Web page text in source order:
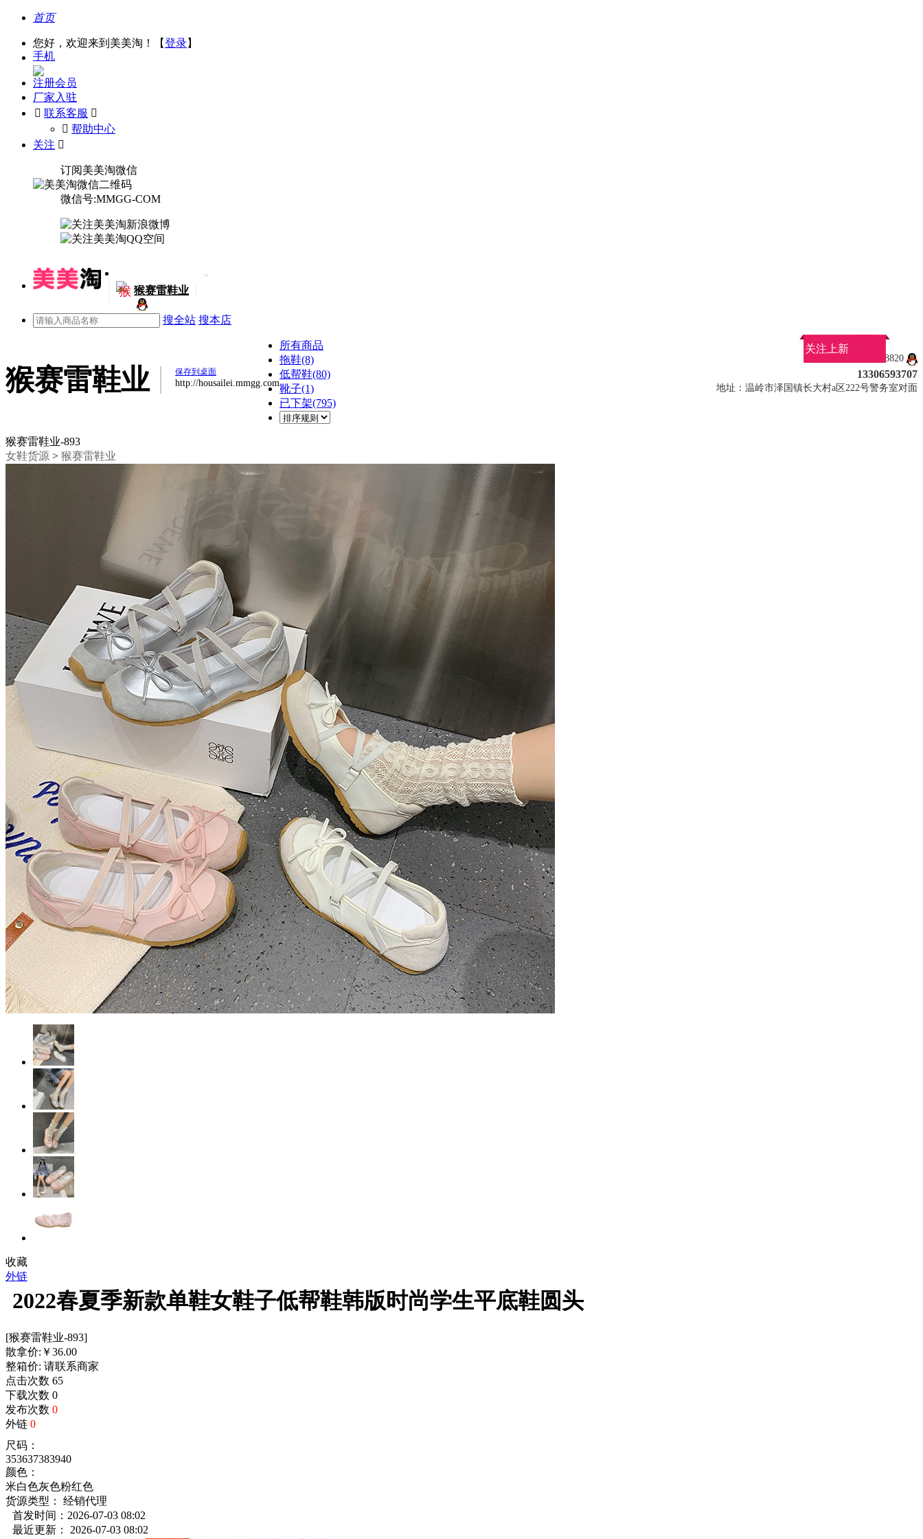
首页
您好，欢迎来到美美淘！【登录】
手机
注册会员
厂家入驻
 联系客服 
󰅃 帮助中心
关注 
订阅美美淘微信
微信号:MMGG-COM
猴 猴赛雷鞋业
搜全站 搜本店
猴赛雷鞋业 保存到桌面
http://housailei.mmgg.com
QQ：1377108820
13306593707
地址：温岭市泽国镇长大村a区222号警务室对面
关注上新
所有商品
拖鞋(8)
低帮鞋(80)
靴子(1)
已下架(795)
猴赛雷鞋业-893
女鞋货源 > 猴赛雷鞋业
收藏
外链
2022春夏季新款单鞋女鞋子低帮鞋韩版时尚学生平底鞋圆头
[猴赛雷鞋业-893]
散拿价: ￥36.00
整箱价: 请联系商家
点击次数 65
下载次数 0
发布次数 0
外链 0
尺码：
353637383940
颜色：
米白色灰色粉红色
货源类型： 经销代理
首发时间：2026-07-03 08:02
最近更新： 2026-07-03 08:02